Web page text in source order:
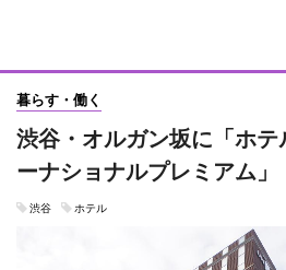
暮らす・働く
渋谷・オルガン坂に「ホテ
ーナショナルプレミアム」
渋谷 ホテル